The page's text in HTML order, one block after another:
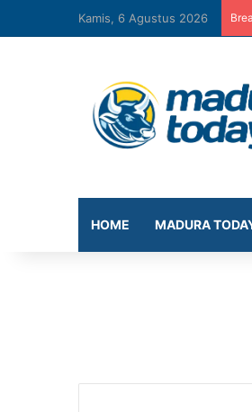
Kamis, 6 Agustus 2026
HOME MADURA